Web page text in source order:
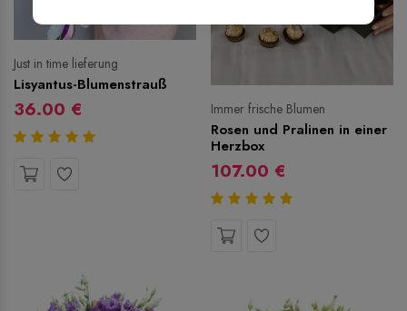
Just in time lieferung
Lisyantus-Blumenstrauß
36.00 € Immer frische Blumen
Rosen und Pralinen in einer
Herzbox
107.00 €